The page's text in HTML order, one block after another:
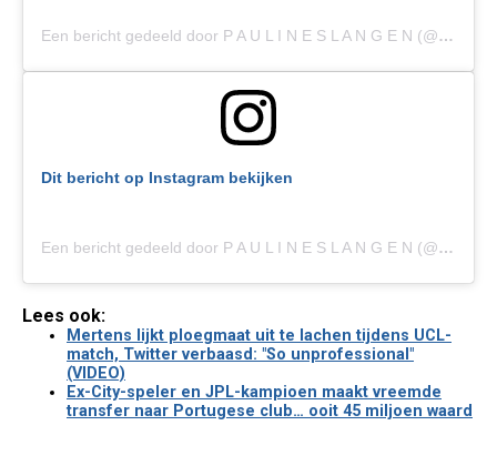
Een bericht gedeeld door P A U L I N E S L A N G E N (@paulineslangen)
Dit bericht op Instagram bekijken
Een bericht gedeeld door P A U L I N E S L A N G E N (@paulineslangen)
Lees ook:
Mertens lijkt ploegmaat uit te lachen tijdens UCL-
match, Twitter verbaasd: "So unprofessional"
(VIDEO)
Ex-City-speler en JPL-kampioen maakt vreemde
transfer naar Portugese club… ooit 45 miljoen waard